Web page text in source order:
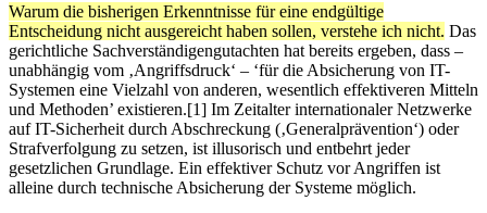
Warum die bisherigen Erkenntnisse für eine endgültige
Entscheidung nicht ausgereicht haben sollen, verstehe ich nicht. Das
gerichtliche Sachverständigengutachten hat bereits ergeben, dass –
unabhängig vom ‚Angriffsdruck‘ – ‘für die Absicherung von IT-
Systemen eine Vielzahl von anderen, wesentlich effektiveren Mitteln
und Methoden’ existieren.[1] Im Zeitalter internationaler Netzwerke
auf IT-Sicherheit durch Abschreckung (‚Generalprävention‘) oder
Strafverfolgung zu setzen, ist illusorisch und entbehrt jeder
gesetzlichen Grundlage. Ein effektiver Schutz vor Angriffen ist
alleine durch technische Absicherung der Systeme möglich.